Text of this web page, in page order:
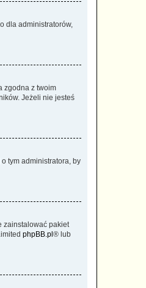
dla administratorów,
zgodna z twoim
Jeżeli nie jesteś
tym administratora, by
zainstalować pakiet
phpBB.pl ® lub